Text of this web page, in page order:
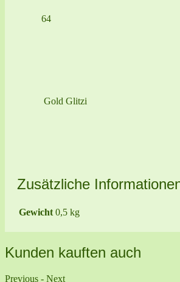
64
Gold Glitzi
Zusätzliche
Gewicht 0,5 kg
Kunden kauften auch
Previous - Next